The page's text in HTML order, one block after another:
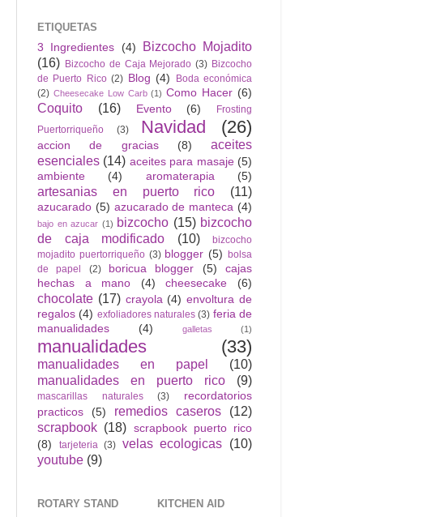
ETIQUETAS
3 Ingredientes
(4)
Bizcocho Mojadito
(16) Bizcocho de Caja Mejorado (3) Bizcocho
de Puerto Rico (2) Blog (4)
Boda económica
(2) Cheesecake Low Carb (1) Como Hacer (6)
Coquito (16) Evento (6)
Frosting
Puertorriqueño
(3) Navidad (26)
accion de gracias (8)
aceites
esenciales (14) aceites para masaje (5)
ambiente
(4) aromaterapia (5)
artesanias en puerto rico (11)
azucarado (5) azucarado de manteca (4)
bajo en azucar (1) bizcocho (15) bizcocho
de caja modificado
(10)
bizcocho
mojadito puertorriqueño (3) blogger (5) bolsa
de papel
(2) boricua blogger (5)
cajas
hechas a mano
(4) cheesecake (6)
chocolate (17) crayola (4) envoltura de
regalos (4) exfoliadores naturales (3) feria de
manualidades
(4) galletas (1)
manualidades (33)
manualidades en papel
(10)
manualidades en puerto rico
(9)
mascarillas naturales (3)
recordatorios
practicos
(5) remedios caseros
(12)
scrapbook (18) scrapbook puerto rico
(8)
tarjeteria (3) velas ecologicas (10)
youtube (9)
ROTARY STAND KITCHEN AID